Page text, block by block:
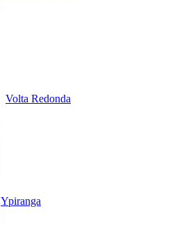
Volta Redonda
Ypiranga